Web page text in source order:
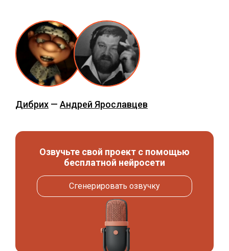
Дибрих — Андрей Ярославцев
Озвучьте свой проект с помощью
бесплатной нейросети
Сгенерировать озвучку